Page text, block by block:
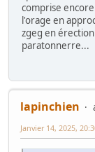
comprise
l'orage en
zgeg en
paratonnerre...
lapinchien
Janvier 14, 2025,